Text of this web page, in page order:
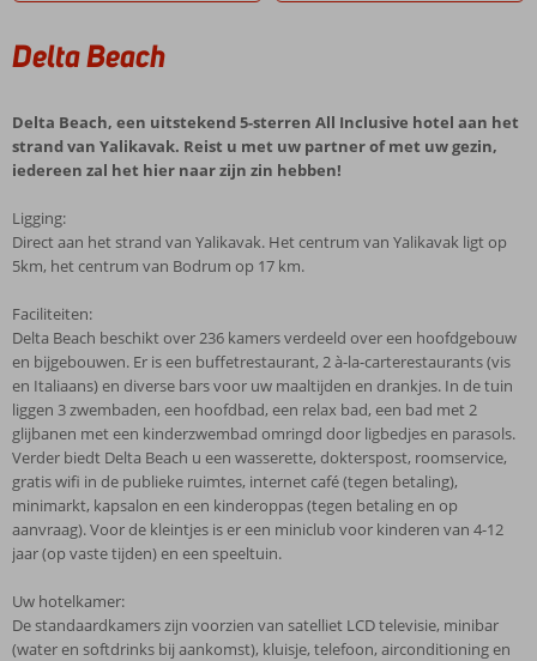
Delta Beach
Delta Beach, een uitstekend 5-sterren All Inclusive hotel aan het
strand van Yalikavak. Reist u met uw partner of met uw gezin,
iedereen zal het hier naar zijn zin hebben!
Ligging:
Direct aan het strand van Yalikavak. Het centrum van Yalikavak ligt op
5km, het centrum van Bodrum op 17 km.
Faciliteiten:
Delta Beach beschikt over 236 kamers verdeeld over een hoofdgebouw
en bijgebouwen. Er is een buffetrestaurant, 2 à-la-carterestaurants (vis
en Italiaans) en diverse bars voor uw maaltijden en drankjes. In de tuin
liggen 3 zwembaden, een hoofdbad, een relax bad, een bad met 2
glijbanen met een kinderzwembad omringd door ligbedjes en parasols.
Verder biedt Delta Beach u een wasserette, dokterspost, roomservice,
gratis wifi in de publieke ruimtes, internet café (tegen betaling),
minimarkt, kapsalon en een kinderoppas (tegen betaling en op
aanvraag). Voor de kleintjes is er een miniclub voor kinderen van 4-12
jaar (op vaste tijden) en een speeltuin.
Uw hotelkamer:
De standaardkamers zijn voorzien van satelliet LCD televisie, minibar
(water en softdrinks bij aankomst), kluisje, telefoon, airconditioning en